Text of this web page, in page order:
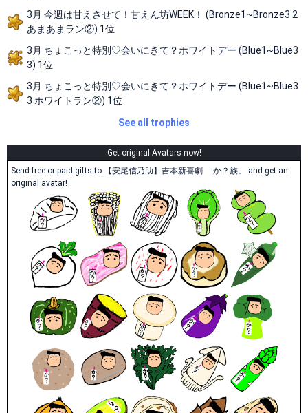
3月 今週は甘えさせて！甘えん坊WEEK！ (Bronze1~Bronze3 2
あまあまラン②) 1位
3月 ちょこっと特別♡会いにきて？ホワイトデー (Blue1~Blue3
3) 1位
3月 ちょこっと特別♡会いにきて？ホワイトデー (Blue1~Blue3
3 ホワイトラン②) 1位
See all trophies
Get original Avatars now!
Send free or paid gifts to 【安尾信乃助】吉本新喜劇 「か？族」 and get an
original avatar!